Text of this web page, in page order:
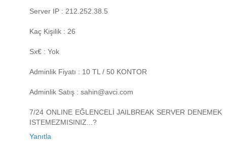
Server IP : 212.252.38.5
Kaç Kişilik : 26
Sx€ : Yok
Adminlik Fiyatı : 10 TL / 50 KONTOR
Adminlik Satış : sahin@avci.com
7/24 ONLINE EĞLENCELİ JAILBREAK SERVER DENEMEK
ISTEMEZMISINIZ...?
Yanıtla